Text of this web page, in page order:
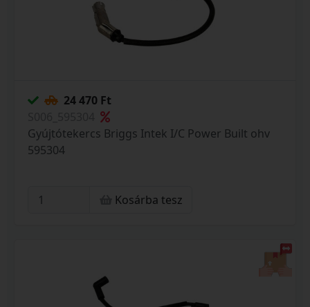
24 470 Ft
Gyújtótekercs Briggs Intek I/C Power Built ohv
595304
Kosárba tesz